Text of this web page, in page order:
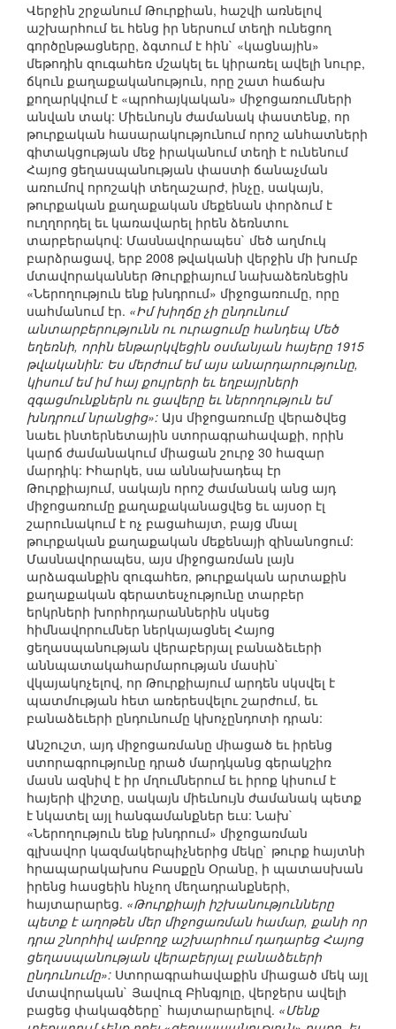
Վերջին շրջանում Թուրքիան, հաշվի առնելով
աշխարհում եւ հենց իր ներսում տեղի ունեցող
գործընթացները, ձգտում է հին` «կացնային»
մեթոդին զուգահեռ մշակել եւ կիրառել ավելի նուրբ,
ճկուն քաղաքականություն, որը շատ հաճախ
քողարկվում է «պրոհայկական» միջոցառումների
անվան տակ: Միեւնույն ժամանակ փաստենք, որ
թուրքական հասարակությունում որոշ անհատների
գիտակցության մեջ իրականում տեղի է ունենում
Հայոց ցեղասպանության փաստի ճանաչման
առումով որոշակի տեղաշարժ, ինչը, սակայն,
թուրքական քաղաքական մեքենան փորձում է
ուղղորդել եւ կառավարել իրեն ձեռնտու
տարբերակով: Մասնավորապես` մեծ աղմուկ
բարձրացավ, երբ 2008 թվականի վերջին մի խումբ
մտավորականներ Թուրքիայում նախաձեռնեցին
«Ներողություն ենք խնդրում» միջոցառումը, որը
սահմանում էր. «Իմ խիղճը չի ընդունում
անտարբերությունն ու ուրացումը հանդեպ Մեծ
եղեռնի, որին ենթարկվեցին օսմանյան հայերը 1915
թվականին: Ես մերժում եմ այս անարդարությունը,
կիսում եմ իմ հայ քույրերի եւ եղբայրների
զգացմունքներն ու ցավերը եւ ներողություն եմ
խնդրում նրանցից»: Այս միջոցառումը վերածվեց
նաեւ ինտերնետային ստորագրահավաքի, որին
կարճ ժամանակում միացան շուրջ 30 հազար
մարդիկ: Իհարկե, սա աննախադեպ էր
Թուրքիայում, սակայն որոշ ժամանակ անց այդ
միջոցառումը քաղաքականացվեց եւ այսօր էլ
շարունակում է ոչ բացահայտ, բայց մնալ
թուրքական քաղաքական մեքենայի զինանոցում:
Մասնավորապես, այս միջոցառման լայն
արձագանքին զուգահեռ, թուրքական արտաքին
քաղաքական գերատեսչությունը տարբեր
երկրների խորհրդարաններին սկսեց
հիմնավորումներ ներկայացնել Հայոց
ցեղասպանության վերաբերյալ բանաձեւերի
աննպատակահարմարության մասին`
վկայակոչելով, որ Թուրքիայում արդեն սկսվել է
պատմության հետ առերեսվելու շարժում, եւ
բանաձեւերի ընդունումը կխոչընդոտի դրան:
Անշուշտ, այդ միջոցառմանը միացած եւ իրենց
ստորագրությունը դրած մարդկանց գերակշիռ
մասն ազնիվ է իր մղումներում եւ իրոք կիսում է
հայերի վիշտը, սակայն միեւնույն ժամանակ պետք
է նկատել այլ հանգամանքներ եւս: Նախ`
«Ներողություն ենք խնդրում» միջոցառման
գլխավոր կազմակերպիչներից մեկը` թուրք հայտնի
հրապարակախոս Բասքըն Օրանը, ի պատասխան
իրենց հասցեին հնչող մեղադրանքների,
հայտարարեց. «Թուրքիայի իշխանությունները
պետք է աղոթեն մեր միջոցառման համար, քանի որ
դրա շնորհիվ ամբողջ աշխարհում դադարեց Հայոց
ցեղասպանության վերաբերյալ բանաձեւերի
ընդունումը»: Ստորագրահավաքին միացած մեկ այլ
մտավորական` Յավուզ Բինգյոլը, վերջերս ավելի
բացեց փակագծերը` հայտարարելով. «Մենք